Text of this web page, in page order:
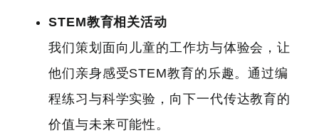
STEM教育相关活动
我们策划面向儿童的工作坊与体验会，让
他们亲身感受STEM教育的乐趣。通过编
程练习与科学实验，向下一代传达教育的
价值与未来可能性。